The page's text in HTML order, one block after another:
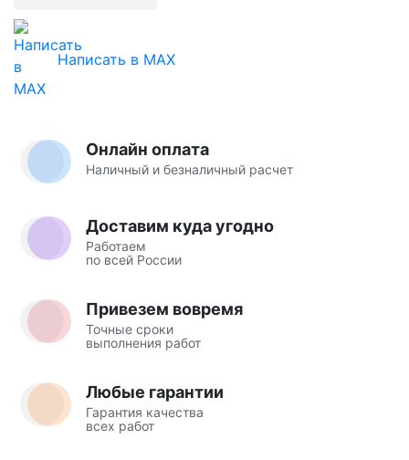
Написать в MAX
Онлайн оплата
Наличный и безналичный расчет
Доставим куда угодно
Работаем
по всей России
Привезем вовремя
Точные сроки
выполнения работ
Любые гарантии
Гарантия качества
всех работ